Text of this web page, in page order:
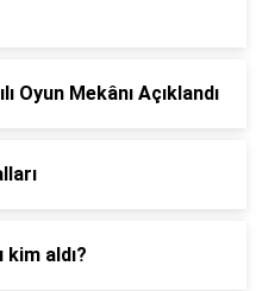
Oyun Mekânı Açıklandı
kim aldı?